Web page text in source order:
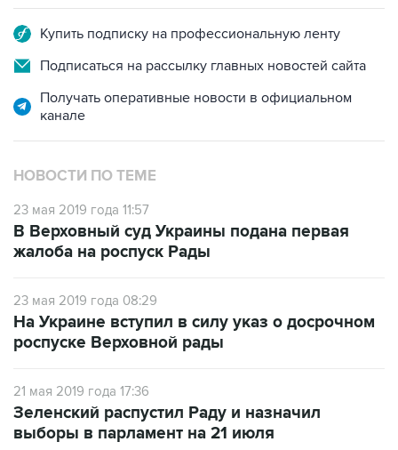
Купить подписку на профессиональную ленту
Подписаться на рассылку главных новостей сайта
Получать оперативные новости в официальном
канале
НОВОСТИ ПО ТЕМЕ
23 мая 2019 года 11:57
В Верховный суд Украины подана первая
жалоба на роспуск Рады
23 мая 2019 года 08:29
На Украине вступил в силу указ о досрочном
роспуске Верховной рады
21 мая 2019 года 17:36
Зеленский распустил Раду и назначил
выборы в парламент на 21 июля